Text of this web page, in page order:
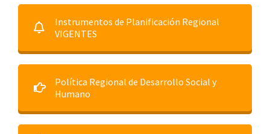
Instrumentos de Planificación Regional
VIGENTES
Política Regional de Desarrollo Social y
Humano